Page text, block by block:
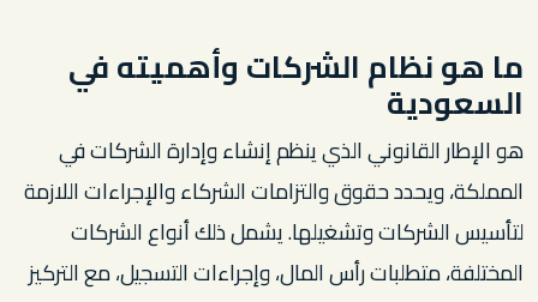
ما هو نظام الشركات وأهميته في
السعودية
هو الإطار القانوني الذي ينظم إنشاء وإدارة الشركات في
المملكة، ويحدد حقوق والتزامات الشركاء والإجراءات اللازمة
لتأسيس الشركات وتشغيلها. يشمل ذلك أنواع الشركات
المختلفة، متطلبات رأس المال، وإجراءات التسجيل، مع التركيز